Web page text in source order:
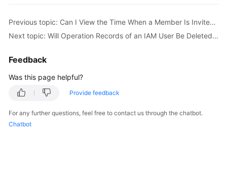
Reference
Responsibilities
Level
Agreement
Previous topic: Can I View the Time When a Member Is Invited into or Removed from a Project?
Next topic: Will Operation Records of an IAM User Be Deleted When the IAM User Is Deleted?
Feedback
Was this page helpful?
Provide feedback
For any further questions, feel free to contact us through the chatbot.
Chatbot